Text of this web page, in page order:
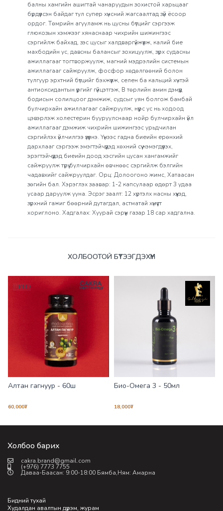
балны хамгийн ашигтай чанаруудын зохистой харьцааг
бүрдүүлсэн байдаг тул супер хүнсний жагсаалтад зүй ёсоор
ордог. Төмрийн агууламж нь цусны бүтцийг сэргээж
глюкозын хэмжээг хянаснаар чихрийн шижингээс
сэргийлж байхад, зэс цусыг халдваргүйжүүлж, калий бие
махбодийн ус, давсны балансыг зохицуулж, зүрх судасны
ажиллагааг тогтворжуулж, магний мэдрэлийн системын
ажиллагааг сайжруулж, фосфор хөдөлгөөний болон
тулгуур эрхтний бүтцийг бэхжүүлж, селен ба кальций хүчтэй
антиоксидантын үүргийг гүйцэтгэж, В төрлийн амин дэмүүд
бодисын солилцоог дэмжиж, судсыг уян болгож бамбай
булчирхайн ажиллагааг сайжруулж, нүүрс ус нь ходоод
цэвэрлэж холестерин бууруулснаар нойр булчирхайн үйл
ажиллагааг дэмжиж чихрийн шижингээс урьдчилан
сэргийлэх үйлчилгээ үзүүлнэ. Үүнээс гадна биеийн ерөнхий
дархлааг сэргээж эмэгтэйчүүдэд хөхний сүү нэмэгдүүлэх,
эрэгтэйчүүдэд биеийн доод хэсгийн цусан хангамжийг
сайжруулж түрүү булчирхайн өвчнөөс сэргийлж бэлгийн
чадавхийг сайжруулдаг. Орц: Долоогоно жимс, Хатаасан
зөгийн бал. Хэрэглэх заавар: 1-2 капсулаар өдөрт 3 удаа
усаар даруулж ууна. Эсрэг заалт: 12 хүртэлх насны хүүхэд,
зүрхний гажиг бөөрний дутагдал, астматай хүмүүст
хориглоно. Хадгалах: Хуурай сэрүүн газар 18 сар хадгална.
ХОЛБООТОЙ БҮТЭЭГДЭХҮҮН
ШИНЭ
Алтан гагнуур - 60ш
60,000₮
Био-Омега 3 - 50мл
18,000₮
Холбоо барих
cakra.brand@gmail.com
(+976) 7773 7755
Даваа-Баасан: 9:00-18:00 Бямба,Ням: Амарна
Бидний тухай
Худалдан авалтын дүрэм, журам